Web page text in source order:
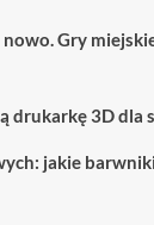
Gry
drukarkę 3D dla
jakie